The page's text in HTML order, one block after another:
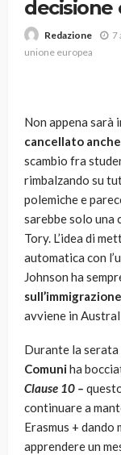
decisione
Redazione 7
unione europea
Non appena sarà
cancellato anche
scambio fra
rimbalzando su
polemiche e
sarebbe solo una
Tory. L’idea di
automatica con
Johnson ha
sull’immigrazione
avviene in
Durante la serata
Comuniha
Clause 10 –
continuare a
Erasmus +
apprendere un